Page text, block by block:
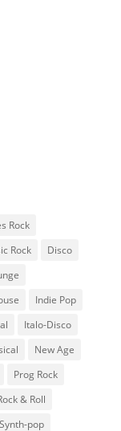
Rock
Rock
Disco
Indie Pop
Italo-Disco
New Age
Prog Rock
& Roll
Synth-pop